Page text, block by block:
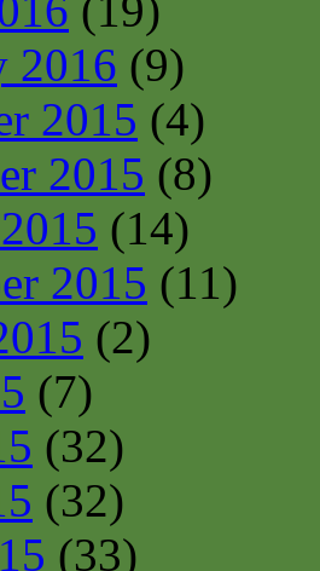
2016 (9)
2015 (4)
2015 (8)
(14)
2015 (11)
(2)
(7)
(32)
(32)
(33)